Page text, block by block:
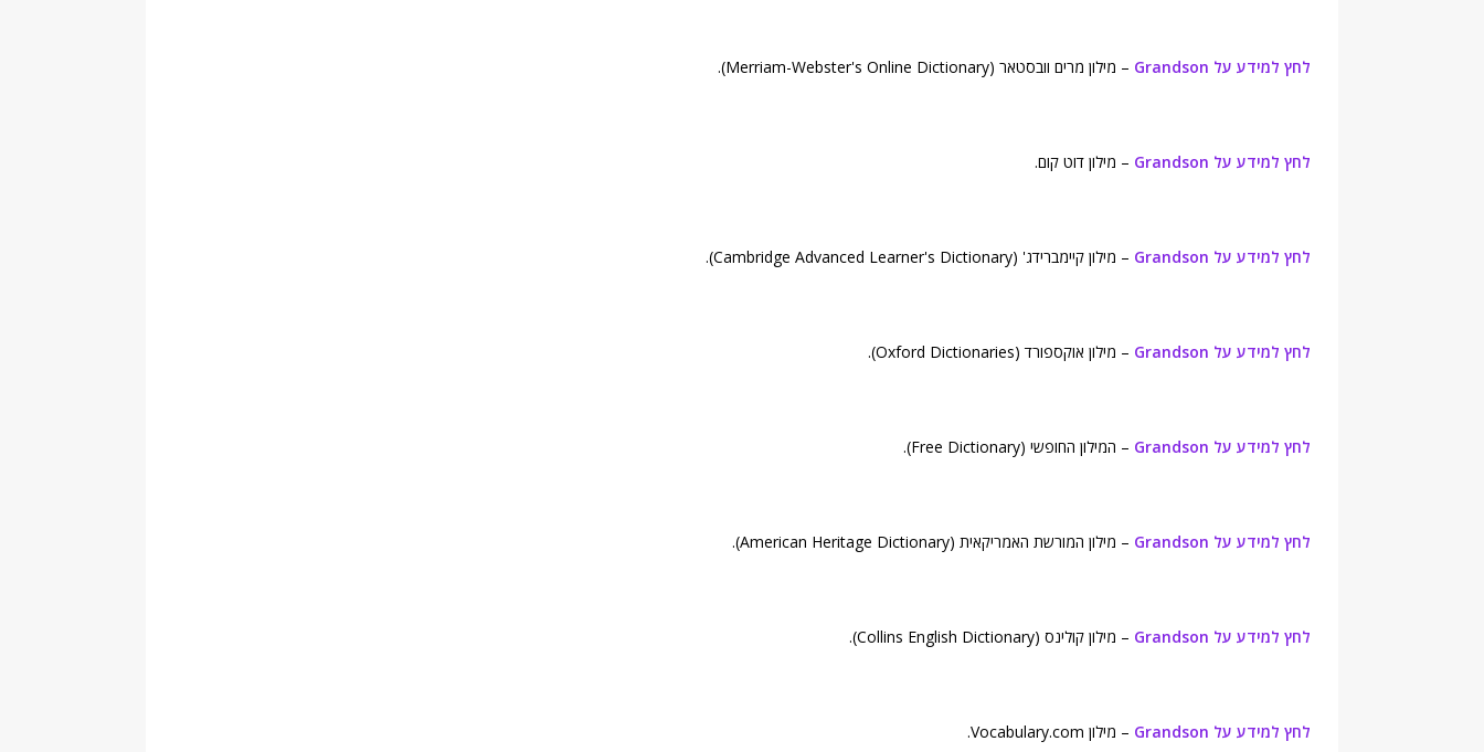
לחץ למידע על Grandson – מילון מרים וובסטאר (Merriam-Webster's Online Dictionary).
לחץ למידע על Grandson – מילון דוט קום.
לחץ למידע על Grandson – מילון קיימברידג' (Cambridge Advanced Learner's Dictionary).
לחץ למידע על Grandson – מילון אוקספורד (Oxford Dictionaries).
לחץ למידע על Grandson – המילון החופשי (Free Dictionary).
לחץ למידע על Grandson – מילון המורשת האמריקאית (American Heritage Dictionary).
לחץ למידע על Grandson – מילון קולינס (Collins English Dictionary).
לחץ למידע על Grandson – מילון Vocabulary.com.